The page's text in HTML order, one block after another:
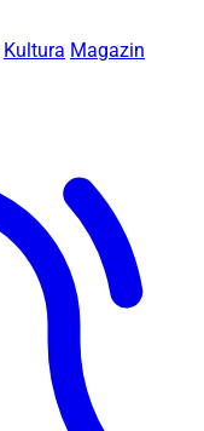
Kultura Magazin